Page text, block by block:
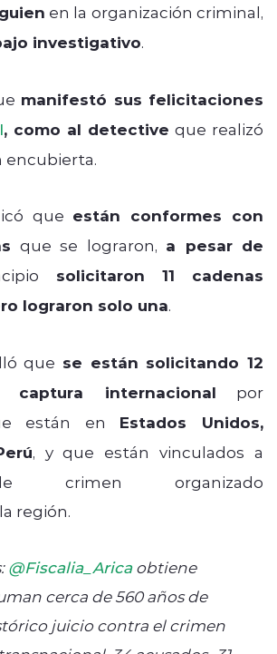
en la organización criminal,
investigativo.
manifestó sus felicitaciones
, como al detective que realizó
encubierta.
que están conformes con
que se lograron, a pesar de
solicitaron 11 cadenas
lograron solo una.
que se están solicitando 12
internacional por
están en Estados Unidos,
, y que están vinculados a
crimen organizado
región.
@Fiscalia_Aricaobtiene
cerca de 560 años de
juicio contra el crimen